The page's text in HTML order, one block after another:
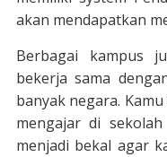
akan mendapatkan
Berbagai kampus
bekerja sama
banyak negara.
mengajar di
menjadi bekal agar